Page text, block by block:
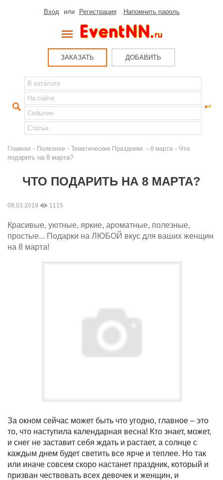
Вход или Регистрация Напомнить пароль
ЗАКАЗАТЬ ДОБАВИТЬ
Главная - Полезное - Тематические Праздники - 8 марта - Что
подарить на 8 марта?
ЧТО ПОДАРИТЬ НА 8 МАРТА?
08.03.2019 1115
Красивые, уютные, яркие, ароматные, полезные,
простые... Подарки на ЛЮБОЙ вкус для ваших женщин
на 8 марта!
За окном сейчас может быть что угодно, главное – это
то, что наступила календарная весна! Кто знает, может,
и снег не заставит себя ждать и растает, а солнце с
каждым днем будет светить все ярче и теплее. Но так
или иначе совсем скоро настанет праздник, который и
призван чествовать всех девочек и женщин, и